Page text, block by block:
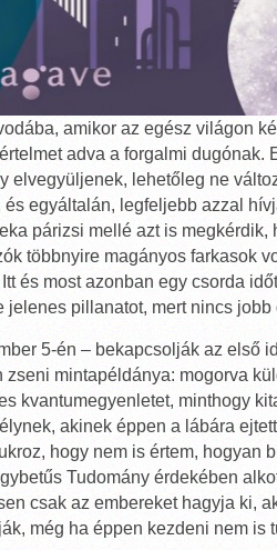
amikor az egész világon
adva a forgalmi dugónak.
elvegyüljenek, lehetőleg ne
egyáltalán, legfeljebb azzal
párizsi mellé azt is megkérdik,
többnyire magányos farkasok
és most azonban egy csorda
pillanatot, mert nincs jobb
5-én – bekapcsolják az első
mintapéldánya: mogorva
kvantumegyenletet, minthogy
akinek éppen a lábára
hogy nem is értem, hogyan
Tudomány érdekében
csak az embereket hagyja ki,
még ha éppen kezdeni nem is